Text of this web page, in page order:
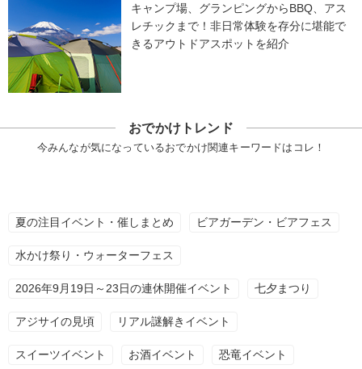
キャンプ場、グランピングからBBQ、アス
レチックまで！非日常体験を存分に堪能で
きるアウトドアスポットを紹介
おでかけトレンド
今みんなが気になっているおでかけ関連キーワードはコレ！
夏の注目イベント・催しまとめ ビアガーデン・ビアフェス
水かけ祭り・ウォーターフェス
2026年9月19日～23日の連休開催イベント 七夕まつり
アジサイの見頃 リアル謎解きイベント
スイーツイベント お酒イベント 恐竜イベント